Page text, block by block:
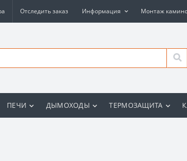
Отследить заказ Информация Монтаж
ПЕЧИ ДЫМОХОДЫ ТЕРМОЗАЩИТА